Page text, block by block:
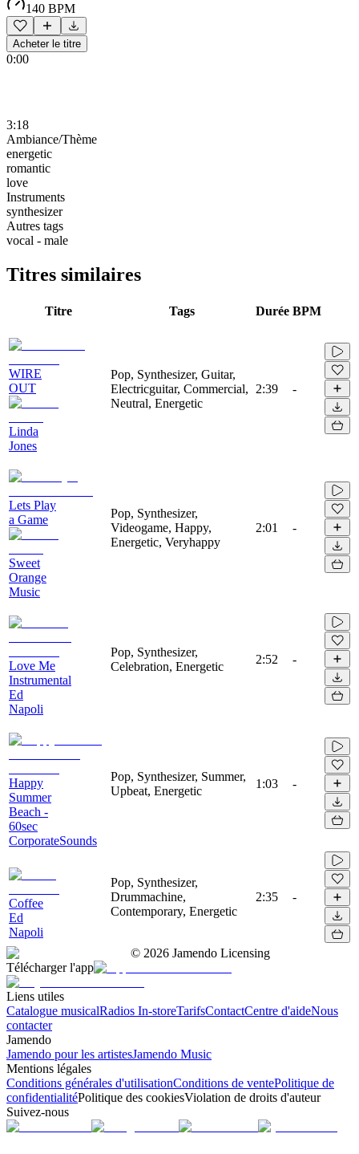
140 BPM
Acheter le titre
0:00
3:18
Ambiance/Thème
energetic
romantic
love
Instruments
synthesizer
Autres tags
vocal - male
Titres similaires
Titre Tags Durée BPM
WIRE
OUT
Linda
Jones
Pop, Synthesizer, Guitar,
Electricguitar, Commercial,
Neutral, Energetic
2:39 -
Lets Play
a Game
Sweet
Orange
Music
Pop, Synthesizer,
Videogame, Happy,
Energetic, Veryhappy
2:01 -
Love Me
Instrumental
Ed
Napoli
Pop, Synthesizer,
Celebration, Energetic
2:52 -
Happy
Summer
Beach -
60sec
CorporateSounds
Pop, Synthesizer, Summer,
Upbeat, Energetic
1:03 -
Coffee
Ed
Napoli
Pop, Synthesizer,
Drummachine,
Contemporary, Energetic
2:35 -
© 2026 Jamendo Licensing
Télécharger l'app
Liens utiles
Catalogue musicalRadios In-storeTarifsContactCentre d'aideNous
contacter
Jamendo
Jamendo pour les artistesJamendo Music
Mentions légales
Conditions générales d'utilisationConditions de ventePolitique de
confidentialitéPolitique des cookiesViolation de droits d'auteur
Suivez-nous